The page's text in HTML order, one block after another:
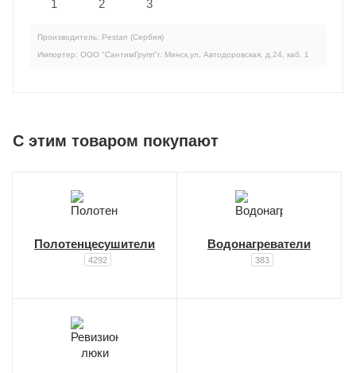
Производитель: Pestan (Сербия)
Импортер: ООО "СантимГрупп"г. Минск,ул. Автодоровская, д.24, каб. 1
C этим товаром покупают
Полотенцесушители
4292
Водонагреватели
383